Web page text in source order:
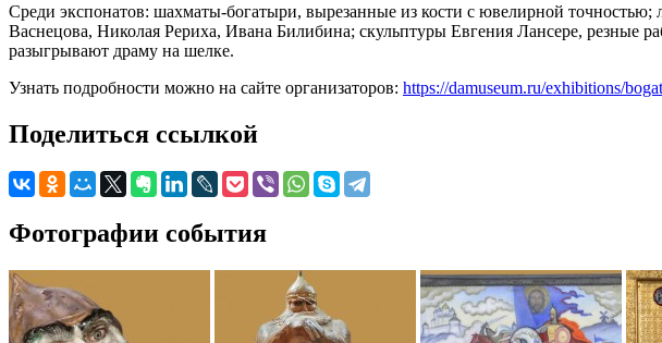
Среди экспонатов: шахматы-богатыри, вырезанные из кости с ювелирной
Васнецова, Николая Рериха, Ивана Билибина; скульптуры Евгения Лансере, резные
разыгрывают драму на шелке.
Узнать подробности можно на сайте организаторов: https://damuseum.ru/exhibitions/
Поделиться ссылкой
Фотографии события